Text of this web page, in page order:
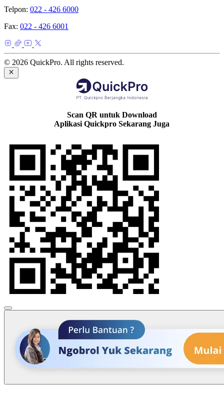
Telpon: 022 - 426 6000
Fax: 022 - 426 6001
© 2026 QuickPro. All rights reserved.
Scan QR untuk Download
Aplikasi Quickpro Sekarang Juga